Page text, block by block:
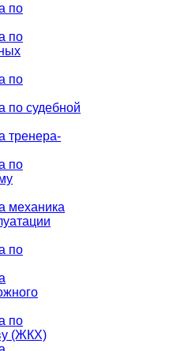
по
по
по
по судебной
тренера-
по
механика
по
по
(ЖКХ)